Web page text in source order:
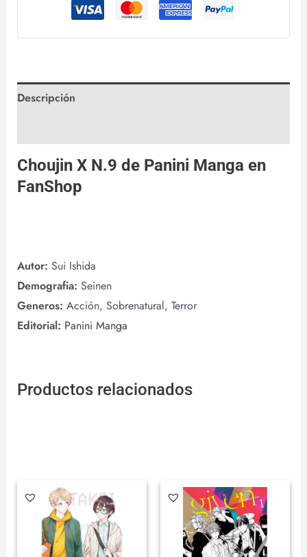
Descripción
Choujin X N.9 de Panini Manga en
FanShop
Autor: Sui Ishida
Demografia: Seinen
Generos: Acción, Sobrenatural, Terror
Editorial: Panini Manga
Productos relacionados